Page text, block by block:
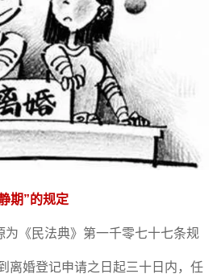
期”的规定
为《民法典》第一千零七十七条规
离婚登记申请之日起三十日内，任